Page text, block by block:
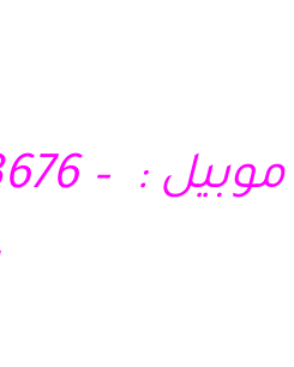
موبيل : – 01210403676 – 01028285295 – 01121717340